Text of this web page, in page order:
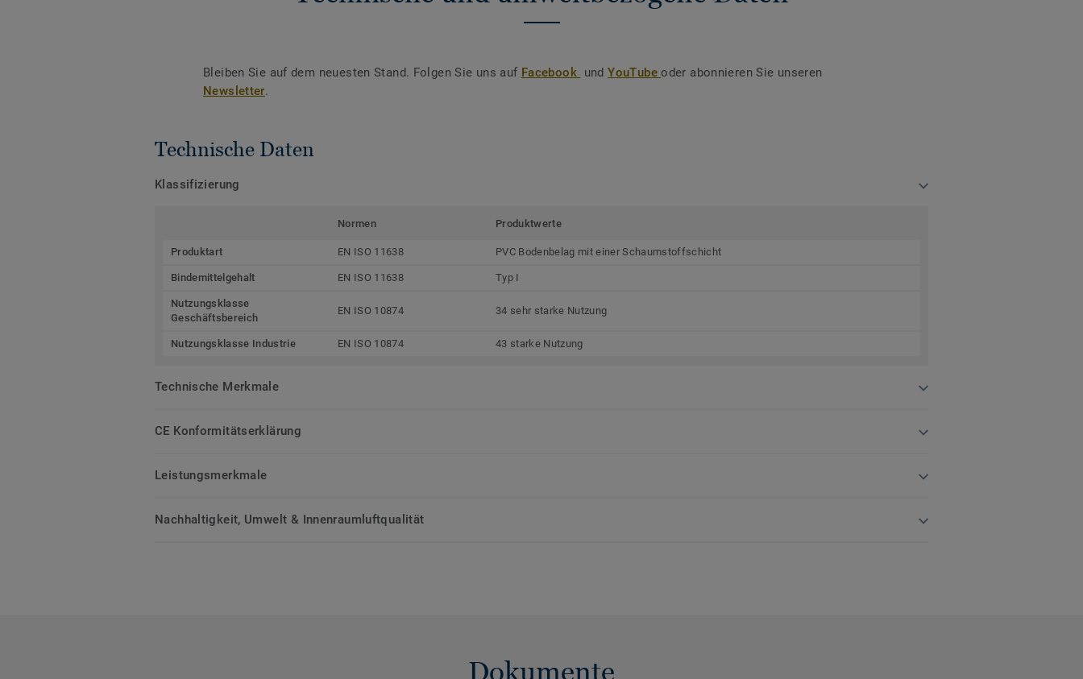
Bleiben Sie auf dem neuesten Stand. Folgen Sie uns auf Facebook undYouTubeoder abonnieren Sie unseren
Newsletter.
Technische Daten
Klassifizierung
Normen Produktwerte
Produktart EN ISO 11638 PVC Bodenbelag mit einer Schaumstoffschicht
Bindemittelgehalt EN ISO 11638 Typ I
Nutzungsklasse
Geschäftsbereich
EN ISO 10874 34 sehr starke Nutzung
Nutzungsklasse Industrie EN ISO 10874 43 starke Nutzung
Technische Merkmale
CE Konformitätserklärung
Leistungsmerkmale
Nachhaltigkeit, Umwelt & Innenraumluftqualität
Dokumente